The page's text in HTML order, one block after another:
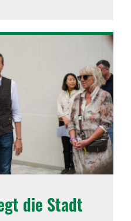
die Stadt